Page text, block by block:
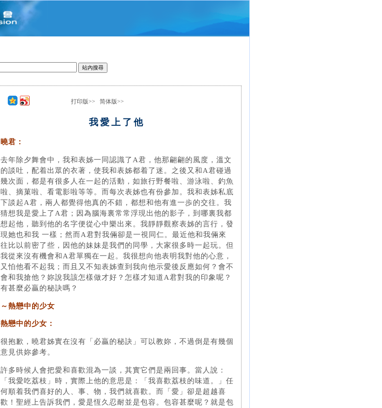
打印版>> 简体版>>
我愛上了他
曉君：
去年除夕舞會中，我和表姊一同認識了A君，他那翩翩的風度，溫文
的談吐，配着出眾的衣著，使我和表姊都着了迷。之後又和A君碰過
幾次面，都是有很多人在一起的活動，如旅行野餐啦、游泳啦、釣魚
啦、摘菓啦、看電影啦等等。而每次表姊也有份參加。我和表姊私底
下談起A君，兩人都覺得他真的不錯，都想和他有進一歩的交往。我
猜想我是愛上了A君；因為腦海裏常常浮現出他的影子，到哪裏我都
想起他，聽到他的名字便從心中樂出來。我靜靜觀察表姊的言行，發
現她也和我 一樣；然而A君對我倆卻是一視同仁。最近他和我倆來
往比以前密了些，因他的妹妹是我們的同學，大家很多時一起玩。但
我從來沒有機會和A君單獨在一起。我很想向他表明我對他的心意，
又怕他看不起我；而且又不知表姊查到我向他示愛後反應如何？會不
會和我搶他？妳說我該怎樣做才好？怎樣才知道A君對我的印象呢？
有甚麼必贏的秘訣嗎？
～熱戀中的少女
熱戀中的少女：
很抱歉，曉君姊實在沒有「必贏的秘訣」可以教妳，不過倒是有幾個
意見供妳參考。
許多時候人會把愛和喜歡混為一談，其實它們是兩回事。當人說：
「我愛吃荔枝」時，實際上他的意思是：「我喜歡荔枝的味道。」任
何順着我們喜好的人、事、物，我們就喜歡。而「愛」卻是超越喜
歡！聖經上告訴我們，愛是恆久忍耐並是包容。包容甚麼呢？就是包